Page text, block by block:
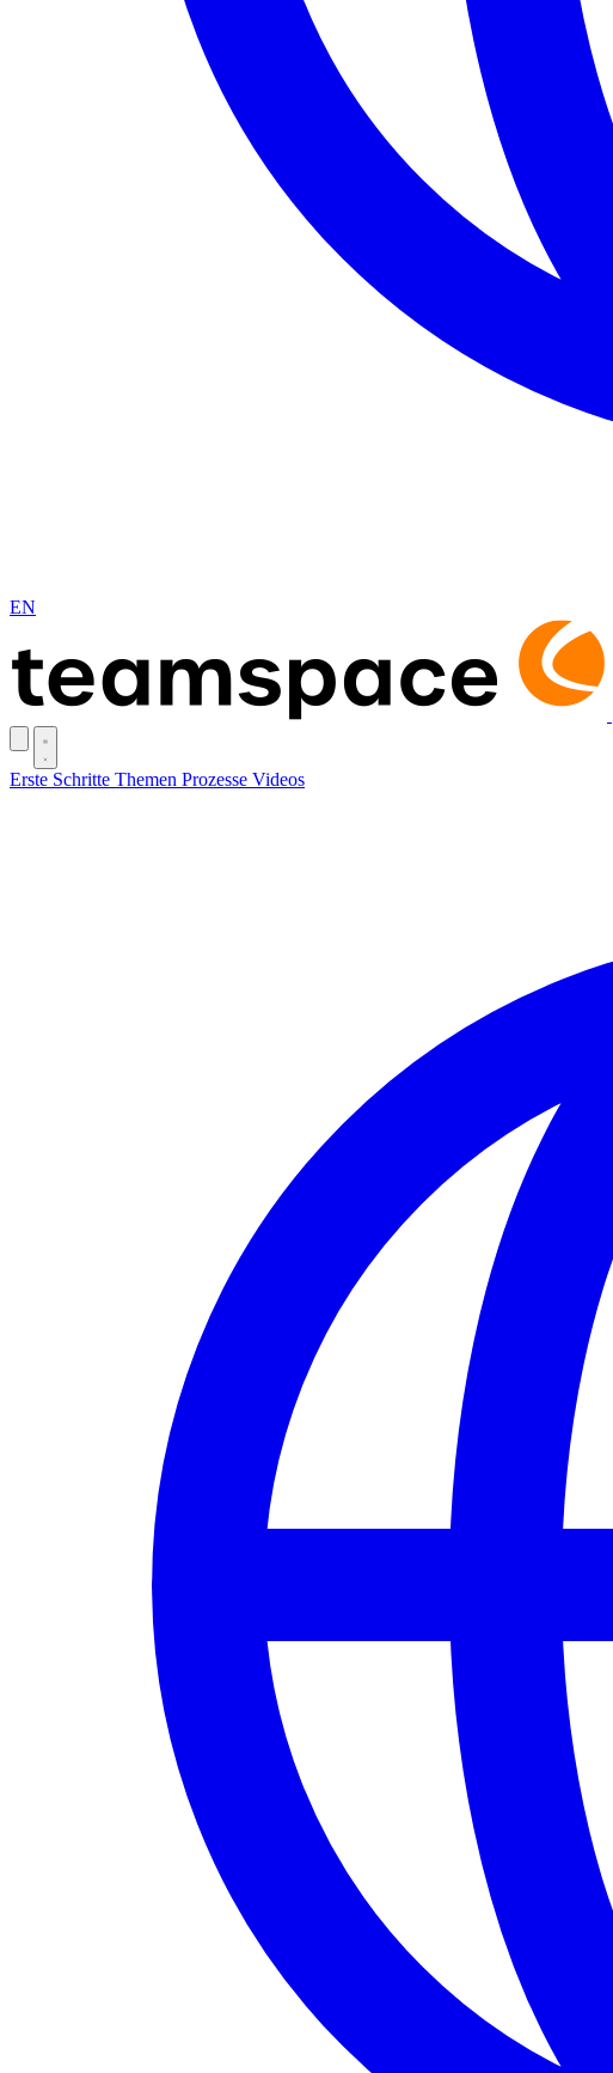
EN
Erste Schritte Themen Prozesse Videos